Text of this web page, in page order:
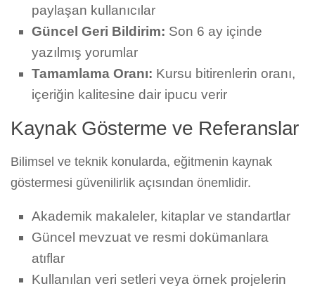
paylaşan kullanıcılar
Güncel Geri Bildirim: Son 6 ay içinde
yazılmış yorumlar
Tamamlama Oranı: Kursu bitirenlerin oranı,
içeriğin kalitesine dair ipucu verir
Kaynak Gösterme ve Referanslar
Bilimsel ve teknik konularda, eğitmenin kaynak
göstermesi güvenilirlik açısından önemlidir.
Akademik makaleler, kitaplar ve standartlar
Güncel mevzuat ve resmi dokümanlara
atıflar
Kullanılan veri setleri veya örnek projelerin